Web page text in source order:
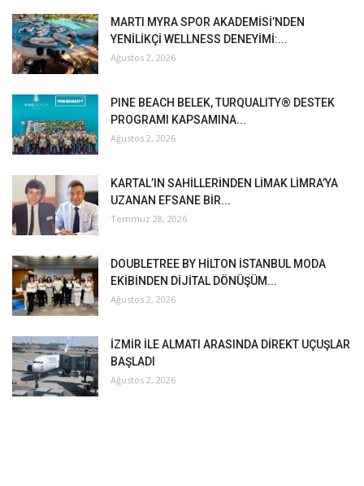
MARTI MYRA SPOR AKADEMİSİ’NDEN
YENİLİKÇİ WELLNESS DENEYİMİ:...
Ağustos 2, 2026
PINE BEACH BELEK, TURQUALITY® DESTEK
PROGRAMI KAPSAMINA...
Ağustos 2, 2026
KARTAL’IN SAHİLLERİNDEN LİMAK LİMRA’YA
UZANAN EFSANE BİR...
Temmuz 28, 2026
DOUBLETREE BY HİLTON İSTANBUL MODA
EKİBİNDEN DİJİTAL DÖNÜŞÜM...
Ağustos 2, 2026
İZMİR İLE ALMATI ARASINDA DİREKT UÇUŞLAR
BAŞLADI
Ağustos 2, 2026